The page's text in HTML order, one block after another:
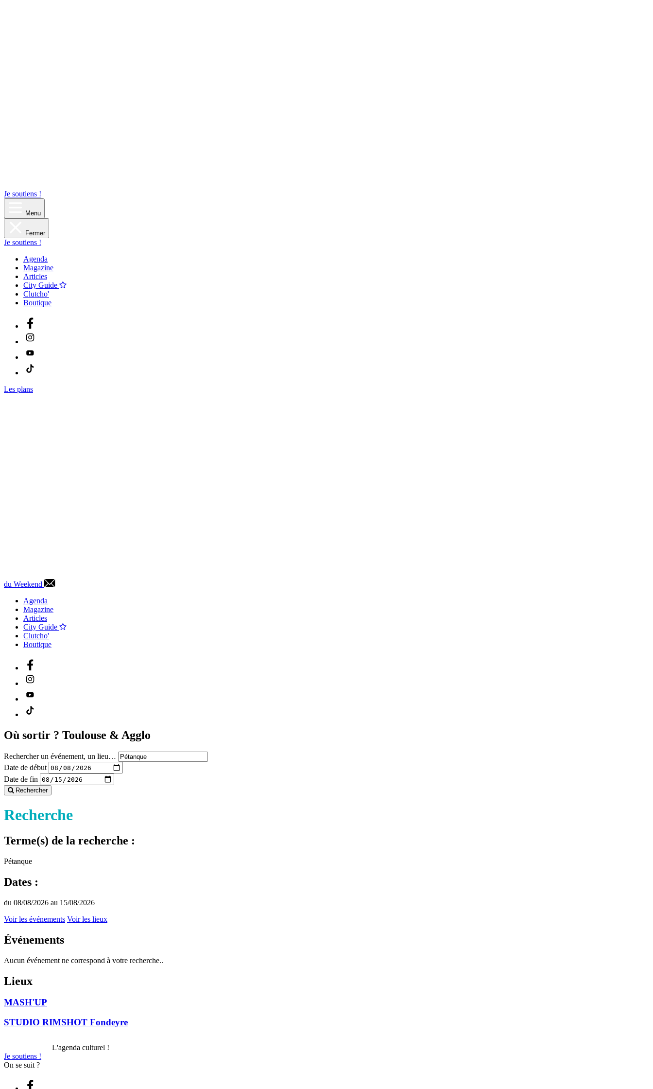
Je soutiens !
Menu
Fermer
Je soutiens !
Agenda
Magazine
Articles
City Guide
Clutcho'
Boutique
Les plans
du Weekend
Agenda
Magazine
Articles
City Guide
Clutcho'
Boutique
Où sortir ? Toulouse & Agglo
Rechercher un événement, un lieu…
Date de début
Date de fin
Rechercher
Recherche
Terme(s) de la recherche :
Pétanque
Dates :
du 08/08/2026 au 15/08/2026
Voir les événements Voir les lieux
Événements
Aucun événement ne correspond à votre recherche..
Lieux
MASH'UP
STUDIO RIMSHOT Fondeyre
L'agenda culturel !
Je soutiens !
On se suit ?